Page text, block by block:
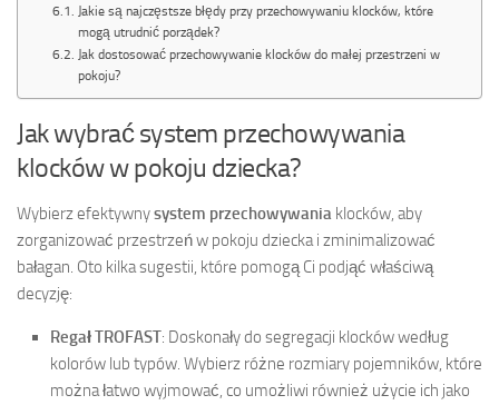
Jakie są najczęstsze błędy przy przechowywaniu klocków, które
mogą utrudnić porządek?
Jak dostosować przechowywanie klocków do małej przestrzeni w
pokoju?
Jak wybrać system przechowywania
klocków w pokoju dziecka?
Wybierz efektywnysystem przechowywania klocków, aby
zorganizować przestrzeń w pokoju dziecka i zminimalizować
bałagan. Oto kilka sugestii, które pomogą Ci podjąć właściwą
decyzję:
Regał TROFAST: Doskonały do segregacji klocków według
kolorów lub typów. Wybierz różne rozmiary pojemników, które
można łatwo wyjmować, co umożliwi również użycie ich jako